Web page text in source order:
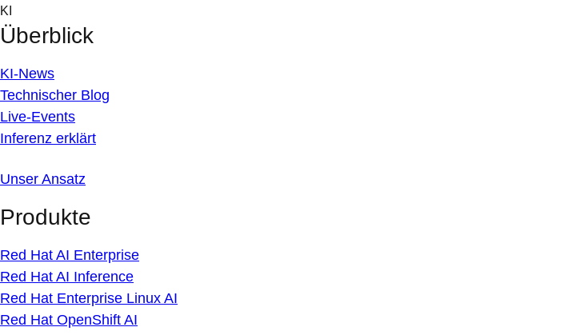
Skip
to
content
KI
Überblick
KI-News
Technischer Blog
Live-Events
Inferenz erklärt
Unser Ansatz
Produkte
Red Hat AI Enterprise
Red Hat AI Inference
Red Hat Enterprise Linux AI
Red Hat OpenShift AI